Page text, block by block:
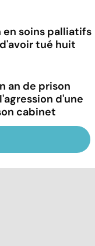
en soins palliatifs
tué huit
an de prison
d'une
cabinet